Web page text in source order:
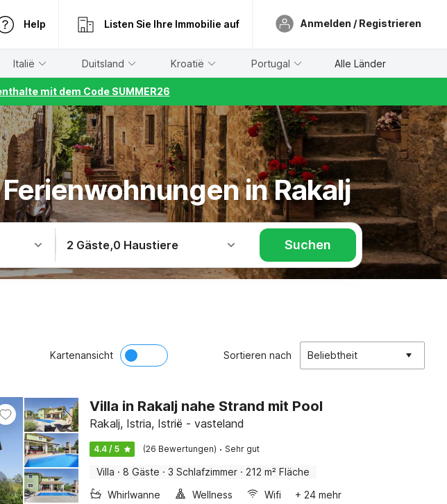
Help Listen Sie Ihre Immobilie auf Anmelden / Registrieren
Italië Duitsland Kroatië Portugal Alle Länder
mit dem Code SUMMER26
in Rakalj
2 Gäste,0 Haustiere Suchen
Kartenansicht Sortieren nach Beliebtheit
Villa in Rakalj nahe Strand mit Pool
Rakalj, Istria, Istrië - vasteland
4.4 / 5 (26 Bewertungen) · Sehr gut
Villa · 8 Gäste · 3 Schlafzimmer · 212 m² Fläche
Whirlwanne
Wellness Wifi
+ 24 mehr